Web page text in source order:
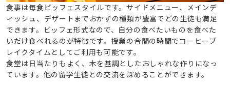
食事は毎食ビッフェスタイルです。サイドメニュー、メインデ
ィッシュ、デザートまでおかずの種類が豊富でどの生徒も満足
できます。ビッフェ形式なので、自分の食べたいものを食べた
いだけ食べれるのが特徴です。授業の合間の時間でコーヒーブ
レイクタイムとしてご利用も可能です。
食堂は日当たりもよく、木を基調としたおしゃれな作りになっ
ています。他の留学生徒との交流を深めることができます。